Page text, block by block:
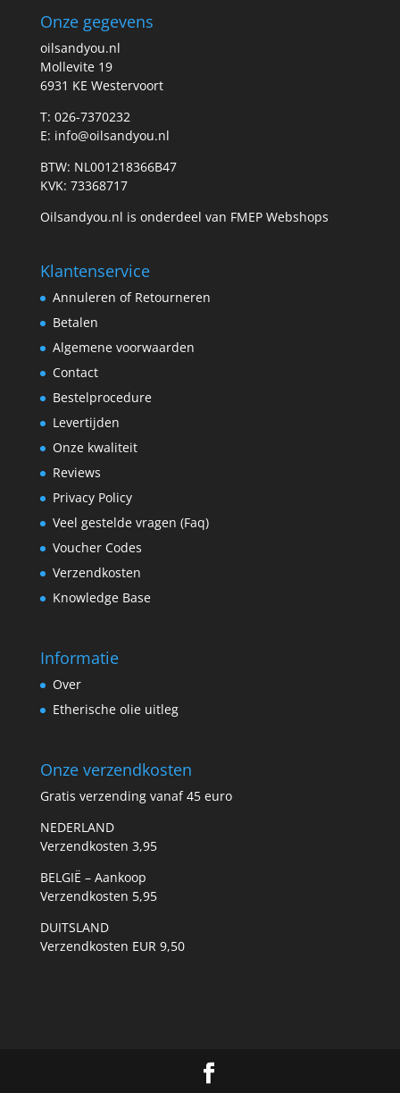
Onze gegevens
oilsandyou.nl
Mollevite 19
6931 KE Westervoort
T: 026-7370232
E: info@oilsandyou.nl
BTW: NL001218366B47
KVK: 73368717
Oilsandyou.nl is onderdeel van FMEP Webshops
Klantenservice
Annuleren of Retourneren
Betalen
Algemene voorwaarden
Contact
Bestelprocedure
Levertijden
Onze kwaliteit
Reviews
Privacy Policy
Veel gestelde vragen (Faq)
Voucher Codes
Verzendkosten
Knowledge Base
Informatie
Over
Etherische olie uitleg
Onze verzendkosten
Gratis verzending vanaf 45 euro
NEDERLAND
Verzendkosten 3,95
BELGIË – Aankoop
Verzendkosten 5,95
DUITSLAND
Verzendkosten EUR 9,50